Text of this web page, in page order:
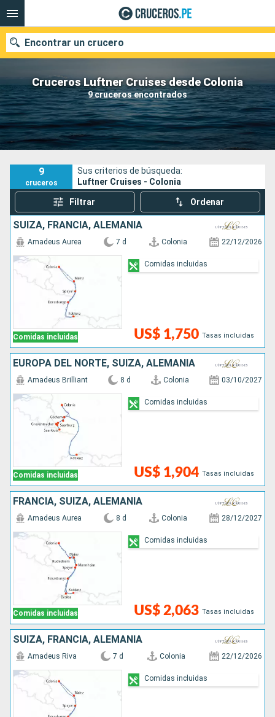
Cruceros Luftner Cruises desde Colonia
9 cruceros encontrados
Encontrar un crucero
Nuestros destinos
Fecha de salida
Puertos
Buscar
9
cruceros
Sus criterios de búsqueda:
Luftner Cruises - Colonia
Filtrar Ordenar
SUIZA, FRANCIA, ALEMANIA
Comidas incluidas
Amadeus Aurea 7 d Colonia 22/12/2026
US$ 1,750 Tasas incluidas
Comidas incluidas
EUROPA DEL NORTE, SUIZA, ALEMANIA
Comidas incluidas
Amadeus Brilliant 8 d Colonia 03/10/2027
US$ 1,904 Tasas incluidas
Comidas incluidas
FRANCIA, SUIZA, ALEMANIA
Comidas incluidas
Amadeus Aurea 8 d Colonia 28/12/2027
US$ 2,063 Tasas incluidas
Comidas incluidas
SUIZA, FRANCIA, ALEMANIA
Amadeus Riva 7 d Colonia 22/12/2026
Comidas incluidas